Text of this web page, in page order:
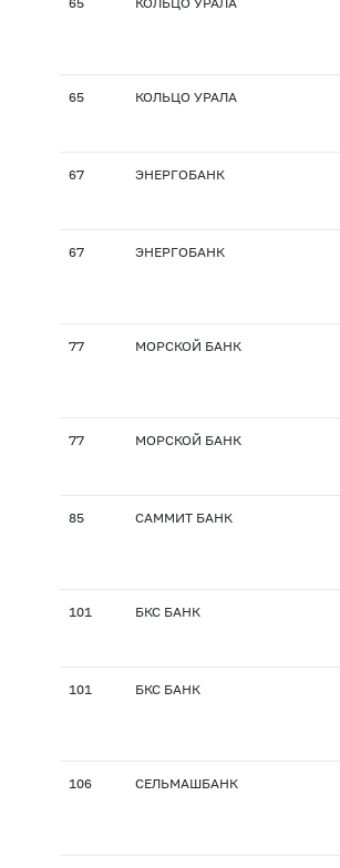
65 КОЛЬЦО УРАЛА
67 ЭНЕРГОБАНК
67 ЭНЕРГОБАНК
77 МОРСКОЙ БАНК
77 МОРСКОЙ БАНК
85 САММИТ БАНК
101 БКС БАНК
101 БКС БАНК
106 СЕЛЬМАШБАНК